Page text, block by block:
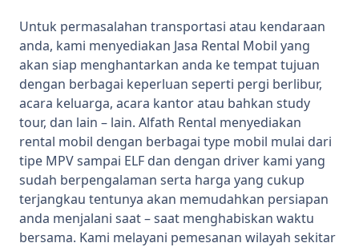
Untuk permasalahan transportasi atau kendaraan
anda, kami menyediakan Jasa Rental Mobil yang
akan siap menghantarkan anda ke tempat tujuan
dengan berbagai keperluan seperti pergi berlibur,
acara keluarga, acara kantor atau bahkan study
tour, dan lain – lain. Alfath Rental menyediakan
rental mobil dengan berbagai type mobil mulai dari
tipe MPV sampai ELF dan dengan driver kami yang
sudah berpengalaman serta harga yang cukup
terjangkau tentunya akan memudahkan persiapan
anda menjalani saat – saat menghabiskan waktu
bersama. Kami melayani pemesanan wilayah sekitar